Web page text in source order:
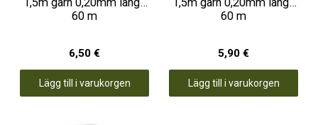
60 m
6,50 €
Lägg till i varukorgen
60 m
5,90 €
Lägg till i varukorgen